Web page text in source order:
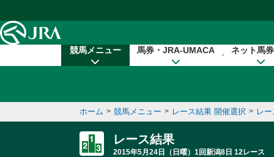
競馬メニュー 馬券・JRA-UMACA ネット馬
ホーム > 競馬メニュー > レース結果 開催選択 > レ
レース結果
2015年5月24日（日曜）1回新潟8日 12レース